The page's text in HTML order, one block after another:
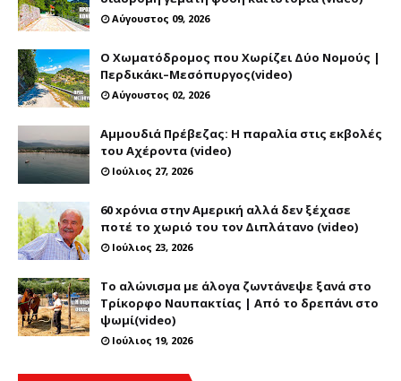
Αύγουστος 09, 2026
Ο Χωματόδρομος που Χωρίζει Δύο Νομούς |
Περδικάκι–Μεσόπυργος(video)
Αύγουστος 02, 2026
Αμμουδιά Πρέβεζας: Η παραλία στις εκβολές
του Αχέροντα (video)
Ιούλιος 27, 2026
60 xρόνια στην Αμερική αλλά δεν ξέχασε
ποτέ το χωριό του τον Διπλάτανο (video)
Ιούλιος 23, 2026
Το αλώνισμα με άλογα ζωντάνεψε ξανά στο
Τρίκορφο Ναυπακτίας | Από το δρεπάνι στο
ψωμί(video)
Ιούλιος 19, 2026